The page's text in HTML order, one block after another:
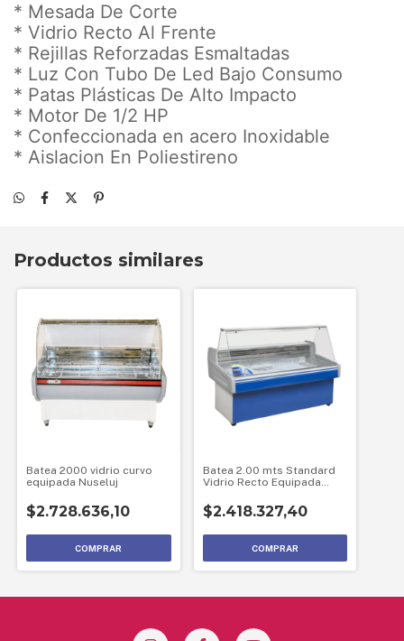
* Mesada De Corte
* Vidrio Recto Al Frente
* Rejillas Reforzadas Esmaltadas
* Luz Con Tubo De Led Bajo Consumo
* Patas Plásticas De Alto Impacto
* Motor De 1/2 HP
* Confeccionada en acero Inoxidable
* Aislacion En Poliestireno
Productos similares
Batea 2000 vidrio curvo
equipada Nuseluj
$2.728.636,10
Batea 2.00 mts Standard
Vidrio Recto Equipada
$2.418.327,40